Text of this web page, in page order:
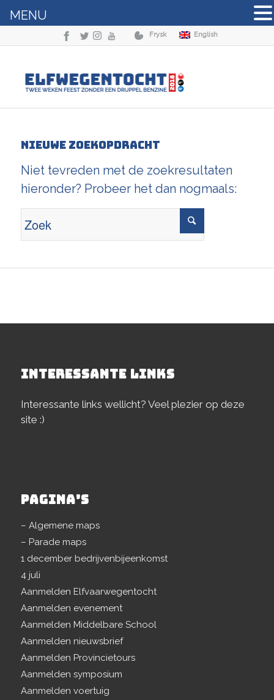
Frysk English
Nieuwe zoekopdracht
Niet tevreden met de zoekresultaten
hieronder? Probeer het dan nogmaals:
INTERESSANTE LINKS
Interessante links wellicht? Veel plezier op deze
site :)
PAGINA’S
– Algemene maps
– Parade maps
1 december bedrijvenbijeenkomst
4 juli
Aanmelden Elfvaarwegentocht
Aanmelden evenement
Aanmelden Middelbare School
Aanmelden nieuwsbrief
Aanmelden Provincietours
Aanmelden symposium
Aanmelden voertuig
MENU